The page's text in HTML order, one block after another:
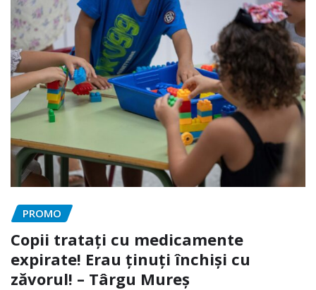
PROMO
Copii tratați cu medicamente
expirate! Erau ținuți închiși cu
zăvorul! – Târgu Mureș